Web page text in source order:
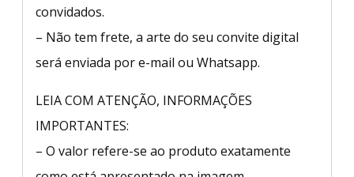
convidados.
– Não tem frete, a arte do seu convite digital
será enviada por e-mail ou Whatsapp.
LEIA COM ATENÇÃO, INFORMAÇÕES
IMPORTANTES:
– O valor refere-se ao produto exatamente